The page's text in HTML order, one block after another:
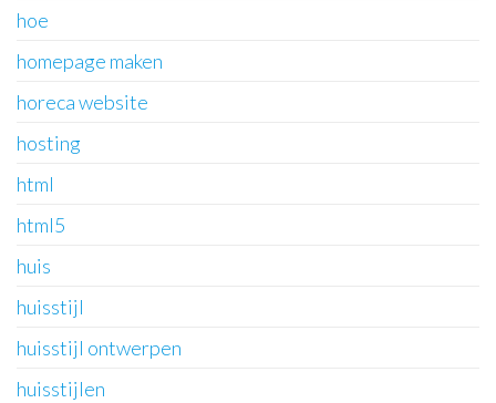
hoe
homepage maken
horeca website
hosting
html
html5
huis
huisstijl
huisstijl ontwerpen
huisstijlen